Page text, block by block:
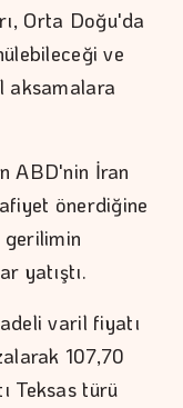
Orta Doğu'da
ve
aksamalara
ABD'nin İran
önerdiğine
yatıştı.
varil fiyatı
107,70
Teksas türü